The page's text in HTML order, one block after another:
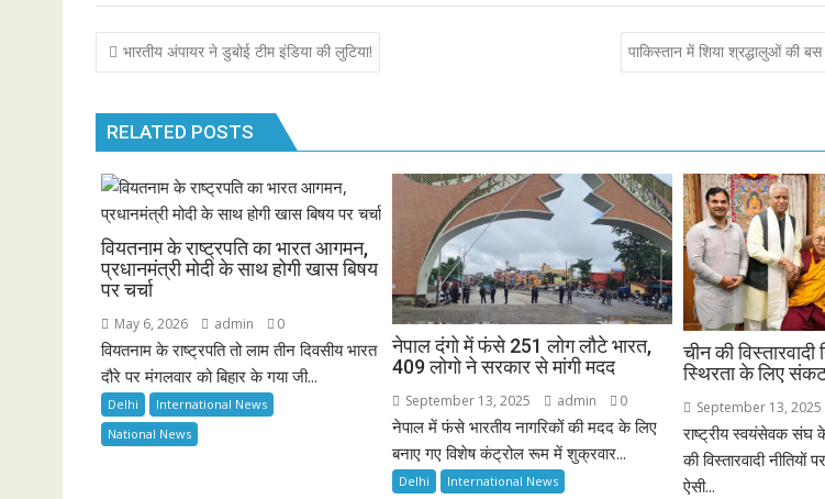
Post
navigation
भारतीय अंपायर ने डुबोई टीम इंडिया की लुटिया! पाकिस्तान में शिया श्रद्धालुओं की
RELATED POSTS
वियतनाम के राष्ट्रपति का भारत आगमन,
प्रधानमंत्री मोदी के साथ होगी खास बिषय
पर चर्चा
May 6, 2026 admin 0
वियतनाम के राष्ट्रपति तो लाम तीन दिवसीय भारत
दौरे पर मंगलवार को बिहार के गया जी...
Delhi
International News
National News
नेपाल दंगो में फंसे 251 लोग लौटे भारत,
409 लोगो ने सरकार से मांगी मदद
September 13, 2025 admin 0
नेपाल में फंसे भारतीय नागरिकों की मदद के लिए
बनाए गए विशेष कंट्रोल रूम में शुक्रवार...
Delhi
International News
चीन की
स्थिरता के लिए
September 13, 2025
राष्ट्रीय स्वयंसेवक संघ
की विस्तारवादी
ऐसी...